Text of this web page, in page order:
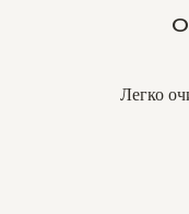
Легко